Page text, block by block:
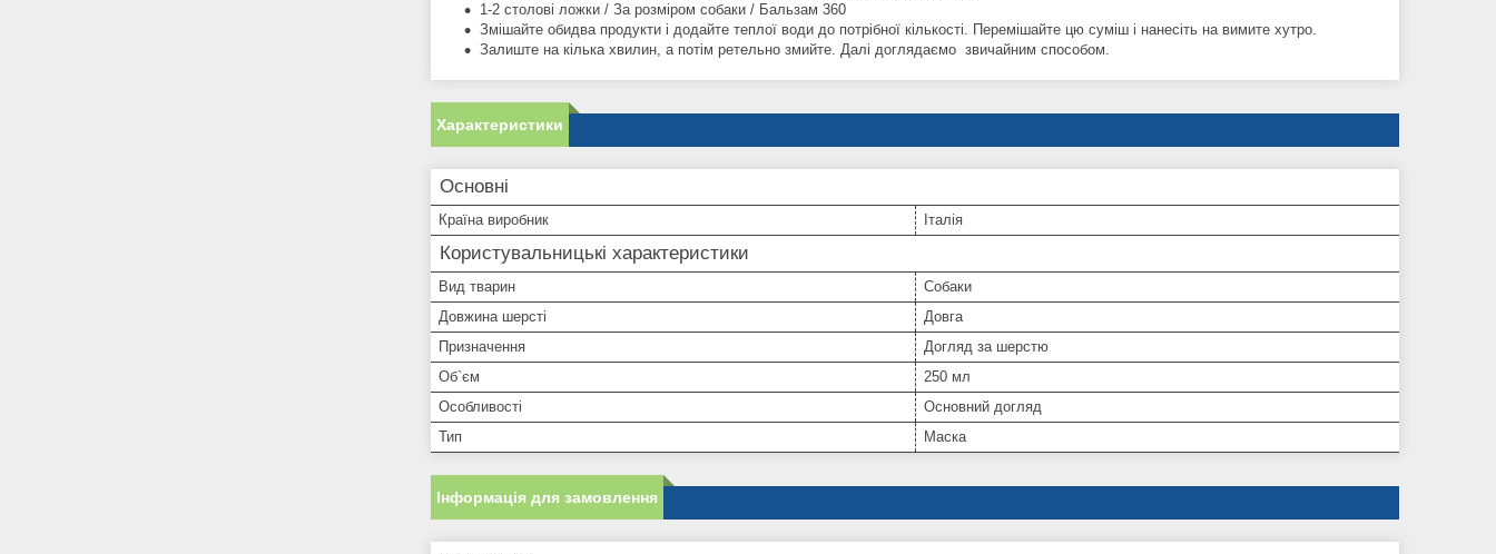
1-2 столові ложки / За розміром собаки / Бальзам 360
Змішайте обидва продукти і додайте теплої води до потрібної кількості. Перемішайте цю суміш і нанесіть на вимите хутро.
Залиште на кілька хвилин, а потім ретельно змийте. Далі доглядаємо звичайним способом.
Характеристики
Основні
Країна виробник Італія
Користувальницькі характеристики
Вид тварин
Собаки
Довжина шерсті
Довга
Призначення
Догляд за шерстю
Об`єм
250 мл
Особливості
Основний догляд
Тип
Маска
Інформація для замовлення